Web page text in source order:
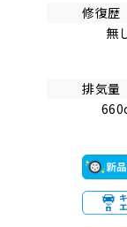
修復歴
無
排気量